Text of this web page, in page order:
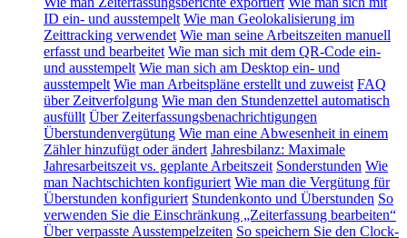
ID ein- und ausstempelt Wie man Geolokalisierung im
Zeittracking verwendet Wie man seine Arbeitszeiten manuell
erfasst und bearbeitet Wie man sich mit dem QR-Code ein-
und ausstempelt Wie man sich am Desktop ein- und
ausstempelt Wie man Arbeitspläne erstellt und zuweist FAQ
über Zeitverfolgung Wie man den Stundenzettel automatisch
ausfüllt Über Zeiterfassungsbenachrichtigungen
Überstundenvergütung Wie man eine Abwesenheit in einem
Zähler hinzufügt oder ändert Jahresbilanz: Maximale
Jahresarbeitszeit vs. geplante Arbeitszeit Sonderstunden Wie
man Nachtschichten konfiguriert Wie man die Vergütung für
Überstunden konfiguriert Stundenkonto und Überstunden So
verwenden Sie die Einschränkung „Zeiterfassung bearbeiten“
Über verpasste Ausstempelzeiten So speichern Sie den Clock-